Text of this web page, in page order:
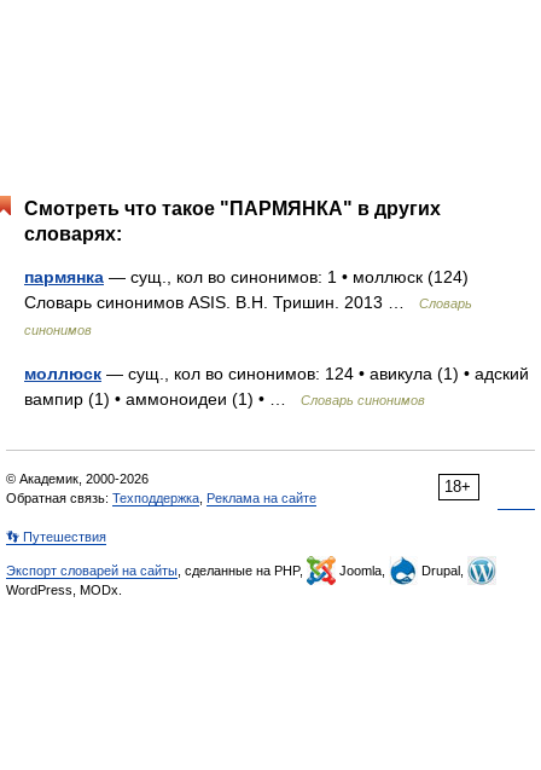
Смотреть что такое "ПАРМЯНКА" в других
словарях:
пармянка — сущ., кол во синонимов: 1 • моллюск (124)
Словарь синонимов ASIS. В.Н. Тришин. 2013 …
Словарь
синонимов
моллюск — сущ., кол во синонимов: 124 • авикула (1) • адский
вампир (1) • аммоноидеи (1) • …
Словарь синонимов
18+
© Академик, 2000-2026
Обратная связь: Техподдержка Реклама на сайте
👣 Путешествия
Экспорт словарей на сайты , сделанные на PHP, Joomla,
Drupal,
WordPress, MODx.